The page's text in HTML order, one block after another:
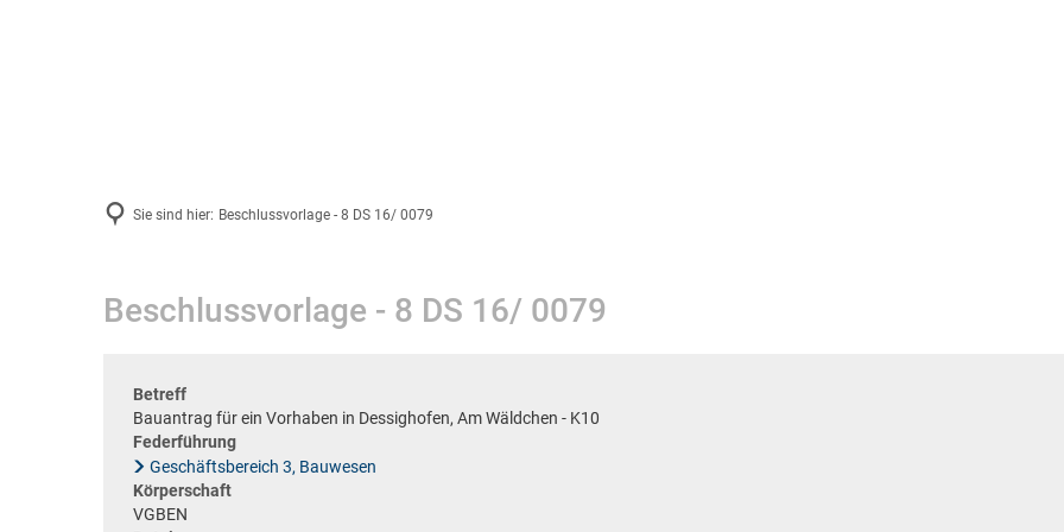
Sie sind hier: Beschlussvorlage - 8 DS 16/ 0079
Beschlussvorlage - 8 DS 16/ 0079
Betreff
Bauantrag für ein Vorhaben in Dessighofen, Am Wäldchen - K10
Federführung
Geschäftsbereich 3, Bauwesen
Körperschaft
VGBEN